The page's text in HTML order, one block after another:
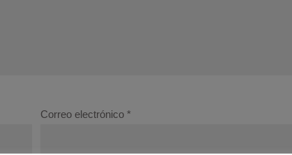
Correo electrónico *